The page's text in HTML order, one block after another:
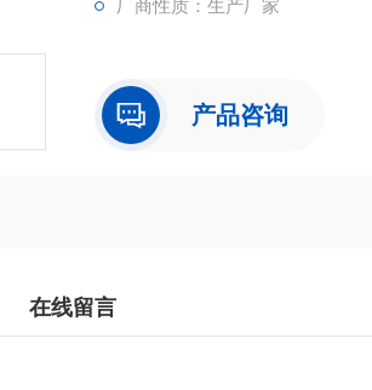
厂商性质：生产厂家
产品咨询
在线留言